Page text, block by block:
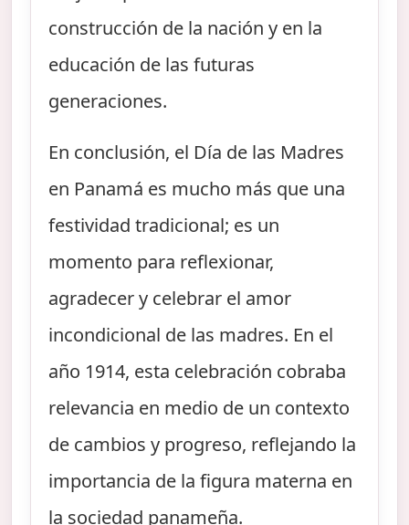
construcción de la nación y en la
educación de las futuras
generaciones.
En conclusión, el Día de las Madres
en Panamá es mucho más que una
festividad tradicional; es un
momento para reflexionar,
agradecer y celebrar el amor
incondicional de las madres. En el
año 1914, esta celebración cobraba
relevancia en medio de un contexto
de cambios y progreso, reflejando la
importancia de la figura materna en
la sociedad panameña.